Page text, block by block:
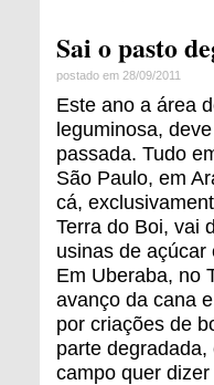
Sai o pasto
postado em 28/09/2011
Este ano a área
leguminosa,
passada. Tudo
São Paulo, em
cá,
Terra do Boi, vai
usinas de
Em Uberaba, no
avanço da cana
por criações de
parte
campo quer